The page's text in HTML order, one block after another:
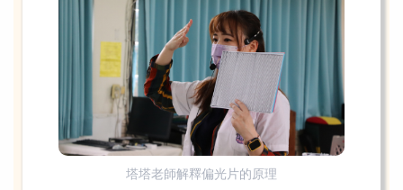
塔塔老師解釋偏光片的原理